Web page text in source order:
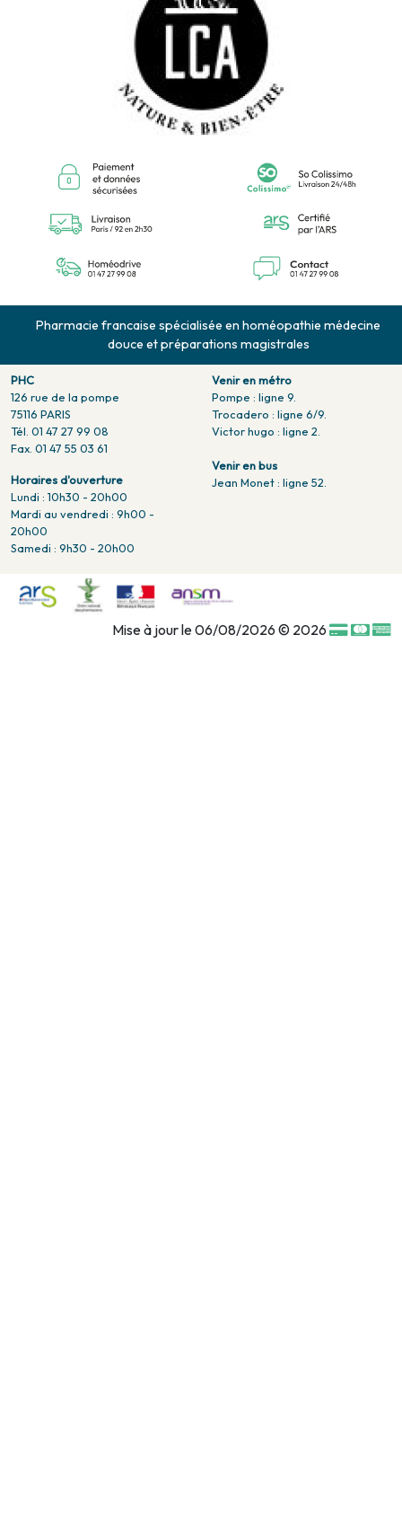
Pharmacie francaise spécialisée en homéopathie médecine
douce et préparations magistrales
PHC
126 rue de la pompe
75116 PARIS
Tél. 01 47 27 99 08
Fax. 01 47 55 03 61
Horaires d'ouverture
Lundi : 10h30 - 20h00
Mardi au vendredi : 9h00 -
20h00
Samedi : 9h30 - 20h00
Venir en métro
Pompe : ligne 9.
Trocadero : ligne 6/9.
Victor hugo : ligne 2.
Venir en bus
Jean Monet : ligne 52.
Mise à jour le 06/08/2026 © 2026